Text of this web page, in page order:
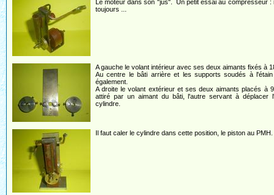
Le moteur dans son "jus". Un petit essai au compresseur :
toujours ...
A gauche le volant intérieur avec ses deux aimants fixés à
Au centre le bâti arrière et les supports soudés à l'étain
également.
A droite le volant extérieur et ses deux aimants placés à
attiré par un aimant du bâti, l'autre servant à déplacer
cylindre.
Il faut caler le cylindre dans cette position, le piston au PMH.